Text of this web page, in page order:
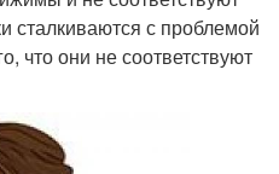
сталкиваются с проблемой
что они не соответствуют